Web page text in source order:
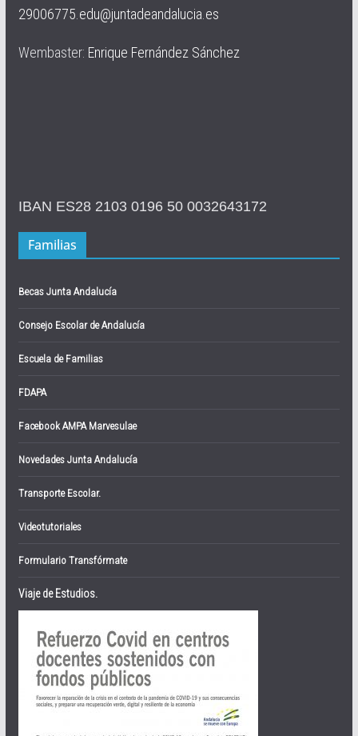
29006775.edu@juntadeandalucia.es
Wembaster: Enrique Fernández Sánchez
IBAN ES28 2103 0196 50 0032643172
Familias
Becas Junta Andalucía
Consejo Escolar de Andalucía
Escuela de Familias
FDAPA
Facebook AMPA Marvesulae
Novedades Junta Andalucía
Transporte Escolar.
Videotutoriales
Formulario Transfórmate
Viaje de Estudios.